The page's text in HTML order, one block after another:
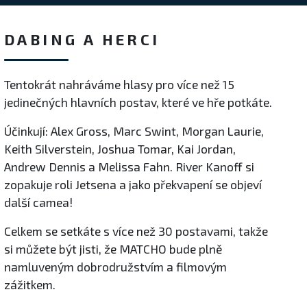
DABING A HERCI
Tentokrát nahráváme hlasy pro více než 15
jedinečných hlavních postav, které ve hře potkáte.
Účinkují: Alex Gross, Marc Swint, Morgan Laurie,
Keith Silverstein, Joshua Tomar, Kai Jordan,
Andrew Dennis a Melissa Fahn. River Kanoff si
zopakuje roli Jetsena a jako překvapení se objeví
další camea!
Celkem se setkáte s více než 30 postavami, takže
si můžete být jisti, že MATCHO bude plně
namluveným dobrodružstvím a filmovým
zážitkem.